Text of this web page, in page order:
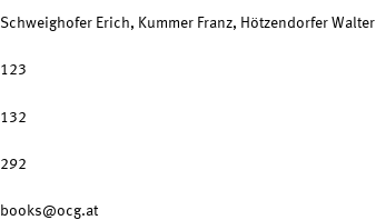
Schweighofer Erich, Kummer Franz, Hötzendorfer Walter
123
132
292
books@ocg.at